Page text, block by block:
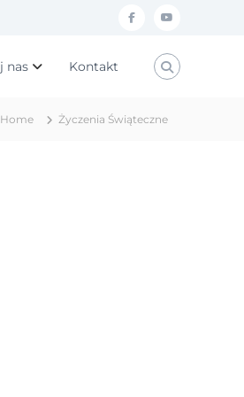
f
b
u
nas Kontakt
Home Życzenia Świąteczne